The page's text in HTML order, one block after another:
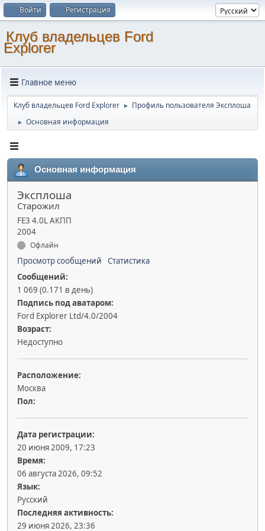
Войти Регистрация
Клуб владельцев Ford
Explorer
Главное меню
Клуб владельцев Ford Explorer ► Профиль пользователя Эксплоша
► Основная информация
Основная информация
Эксплоша
Старожил
FE3 4.0L АКПП
2004
Офлайн
Просмотр сообщений
Статистика
Сообщений:
1 069 (0.171 в день)
Подпись под аватаром:
Ford Explorer Ltd/4.0/2004
Возраст:
Недоступно
Расположение:
Москва
Пол:
Дата регистрации:
20 июня 2009, 17:23
Время:
06 августа 2026, 09:52
Язык:
Русский
Последняя активность:
29 июня 2026, 23:36